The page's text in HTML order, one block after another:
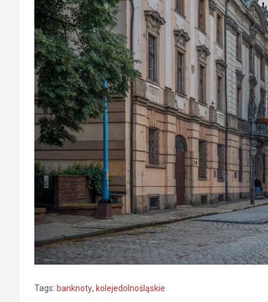
Tags: banknoty, kolejedolnośląskie